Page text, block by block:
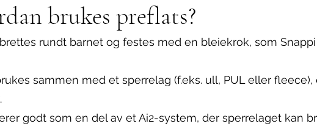
brukes preflats?
rundt barnet og festes med en bleiekrok, som
sammen med et sperrelag (f.eks. ull, PUL eller
godt som en del av et Ai2-system, der sperrelaget kan